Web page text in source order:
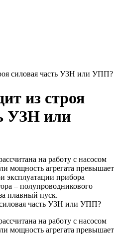
силовая часть УЗН или УПП?
из строя
УЗН или
на работу с насосом
мощность агрегата превышает
эксплуатации прибора
– полупроводникового
плавный пуск.
на работу с насосом
мощность агрегата превышает